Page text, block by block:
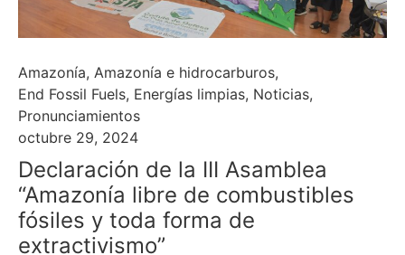
Amazonía, Amazonía e hidrocarburos,
End Fossil Fuels, Energías limpias, Noticias,
Pronunciamientos
octubre 29, 2024
Declaración de la III Asamblea
“Amazonía libre de combustibles
fósiles y toda forma de
extractivismo”